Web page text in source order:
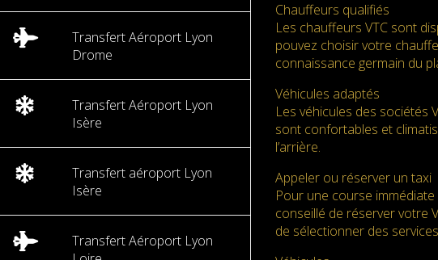
Transfert Aéroport Lyon
Drome
Transfert Aéroport Lyon
Isère
Transfert aéroport Lyon
Isère
Transfert Aéroport Lyon
Chauffeurs qualifiés
Les chauffeurs VTC sont
pouvez choisir votre
connaissance germain du
Véhicules adaptés
Les véhicules des sociétés
sont confortables et
l’arrière.
Appeler ou réserver un taxi
Pour une course
conseillé de réserver votre
de sélectionner des